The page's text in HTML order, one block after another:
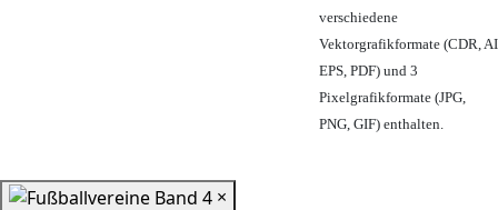
verschiedene
Vektorgrafikformate (CDR, AI
EPS, PDF) und 3
Pixelgrafikformate (JPG,
PNG, GIF) enthalten.
×